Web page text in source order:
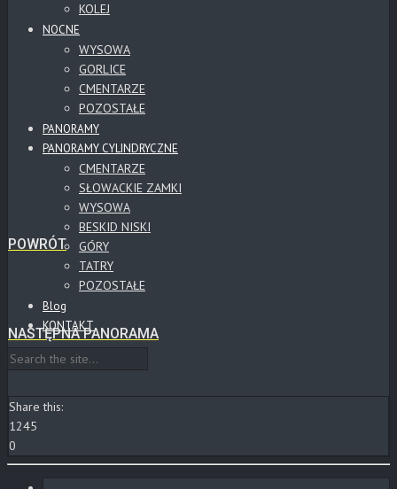
KOLEJ
NOCNE
WYSOWA
GORLICE
CMENTARZE
POZOSTAŁE
PANORAMY
PANORAMY CYLINDRYCZNE
CMENTARZE
SŁOWACKIE ZAMKI
WYSOWA
BESKID NISKI
GÓRY
TATRY
POZOSTAŁE
Blog
KONTAKT
POWRÓT
NASTĘPNA PANORAMA
Share this:
1245
0